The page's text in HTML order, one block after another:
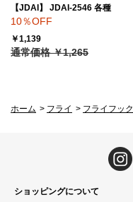
【JDAI】 JDAI-2546 各種
10％OFF
￥1,139
通常価格 ￥1,265
ホーム > フライ > フライフック
ショッピングについて